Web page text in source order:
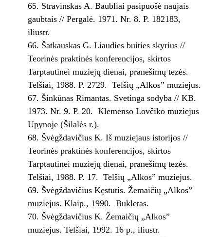
Stravinskas A. Baubliai pasipuošė naujais
gaubtais // Pergalė. 1971. Nr. 8. P. 182­183,
iliustr.
Šatkauskas G. Liaudies buities skyrius //
Teorinės praktinės konferencijos, skirtos
Tarptautinei muziejų dienai, pranešimų tezės.
Telšiai, 1988. P. 27­29. ­ Telšių „Alkos” muziejus.
Šinkūnas Rimantas. Svetinga sodyba // KB.
1973. Nr. 9. P. 20. ­ Klemenso Lovčiko muziejus
Upynoje (Šilalės r.).
Švėgždavičius K. Iš muziejaus istorijos //
Teorinės praktinės konferencijos, skirtos
Tarptautinei muziejų dienai, pranešimų tezės.
Telšiai, 1988. P. 1­7. ­ Telšių „Alkos” muziejus.
Švėgždavičius Kęstutis. Žemaičių „Alkos”
muziejus. Klaip., 1990. ­ Bukletas.
Švėgždavičius K. Žemaičių „Alkos”
muziejus. Telšiai, 1992. 16 p., iliustr.